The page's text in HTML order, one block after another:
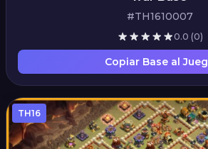
#TH1610007
0.0 (0)
Copiar Base al
TH16